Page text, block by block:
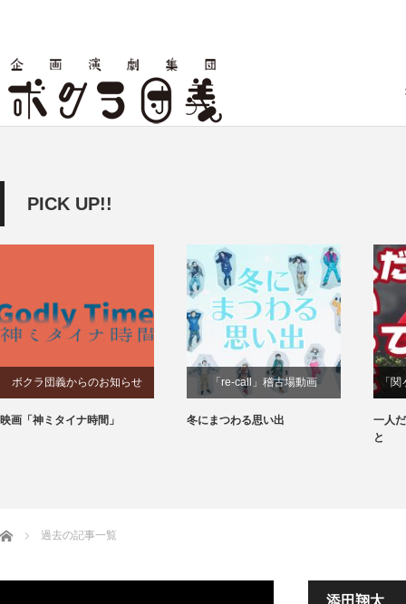
PICK UP!!
ボクラ団義からのお知らせ
映画「神ミタイナ時間」
「re-call」稽古場動画
冬にまつわる思い出
「
一人
と
ホーム 過去の記事一覧
添田翔太